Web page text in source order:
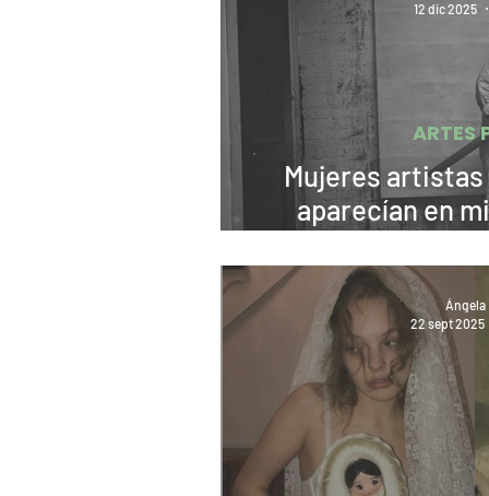
Mujeres artistas
aparecían en
ARTES
12 dic 2025
Ángela
22 sept 2025